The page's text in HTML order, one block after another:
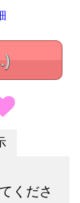
くださ